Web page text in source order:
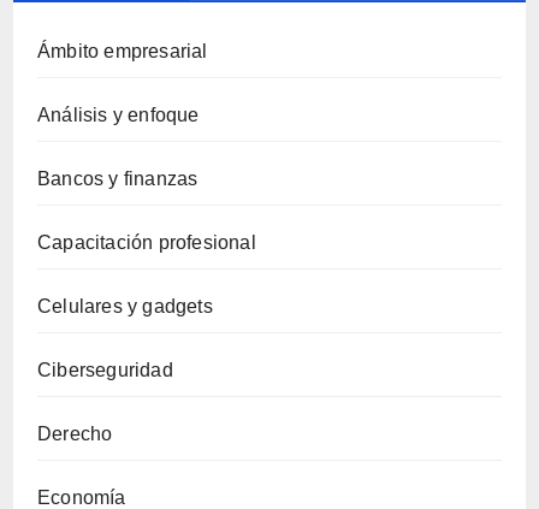
Ámbito empresarial
Análisis y enfoque
Bancos y finanzas
Capacitación profesional
Celulares y gadgets
Ciberseguridad
Derecho
Economía